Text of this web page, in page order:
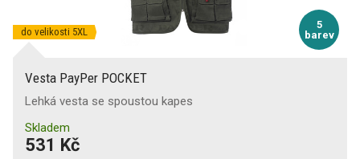
5
barev
do velikosti 5XL
Vesta PayPer POCKET
Lehká vesta se spoustou kapes
Skladem
531 Kč